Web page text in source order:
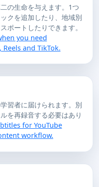
の生命を与えます。1つ
クを追加したり、地域別
ポートしたりできます。
you need
and TikTok.
習者に届けられます。別
を再録音する必要はあり
for YouTube
workflow.